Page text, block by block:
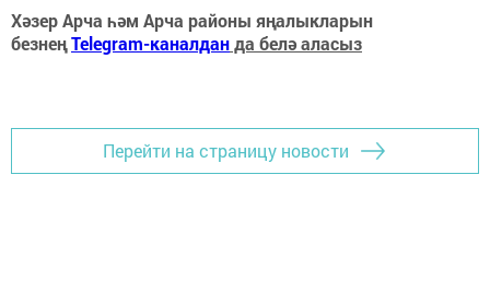
Хәзер Арча һәм Арча районы яңалыкларын
безнеңTelegram-каналданда белә аласыз
Перейти на страницу новости